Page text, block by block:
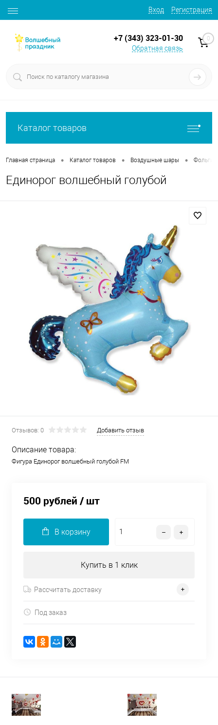
Вход Регистрация
+7 (343) 323-01-30
Обратная связь
0
Каталог товаров
Главная страница • Каталог товаров • Воздушные шары •
Единорог волшебный голубой
Отзывов: 0 Добавить отзыв
Описание товара:
Фигура Единорог волшебный голубой FM
500 рублей / шт
В корзину
Купить в 1 клик
Рассчитать доставку
Под заказ